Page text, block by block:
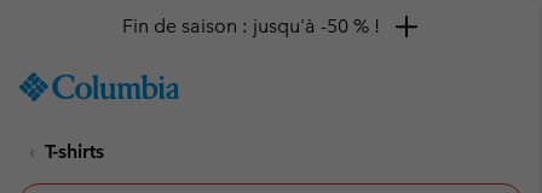
TO
SKIP
Remise de 10 % à saisir
T-shirts